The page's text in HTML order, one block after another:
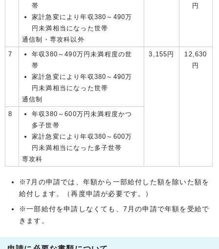
帯
家計急変により年収380～490万
円未満相当になった世帯
通信制・専攻科以外
円
7
年収380～490万円未満程度の世
帯
家計急変により年収380～490万
円未満相当になった世帯
通信制
3,155円
12,630
円
8
年収380～600万円未満程度かつ
多子世帯
家計急変により年収380～600万
円未満相当になった多子世帯
専攻科
※7月の申請では、年額から一部給付した額を除いた額を
給付します。（再度申請が必要です。）
※一部給付を申請しなくても、7月の申請で年額を受給で
きます。